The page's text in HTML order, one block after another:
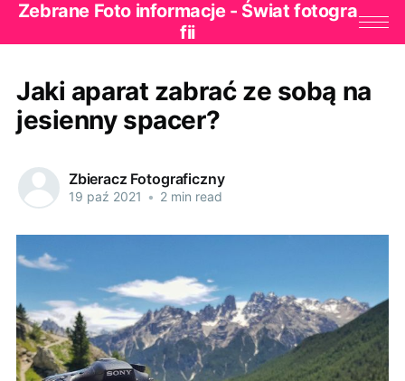
Zebrane Foto informacje - Świat fotogra
fii
Jaki aparat zabrać ze sobą na
jesienny spacer?
Zbieracz Fotograficzny
19 paź 2021 • 2 min read